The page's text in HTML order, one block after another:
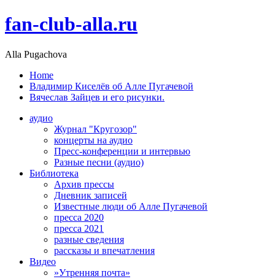
fan-club-alla.ru
Alla Pugachova
Home
Владимир Киселёв об Алле Пугачевой
Вячеслав Зайцев и его рисунки.
аудио
Журнал "Кругозор"
концерты на аудио
Пресс-конференции и интервью
Разные песни (аудио)
Библиотека
Архив прессы
Дневник записей
Известные люди об Алле Пугачевой
пресса 2020
пресса 2021
разные сведения
рассказы и впечатления
Видео
»Утренняя почта»